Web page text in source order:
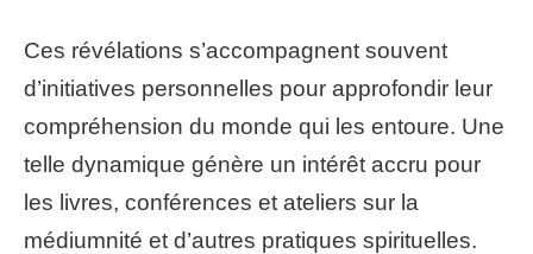
Ces révélations s’accompagnent souvent
d’initiatives personnelles pour approfondir leur
compréhension du monde qui les entoure. Une
telle dynamique génère un intérêt accru pour
les livres, conférences et ateliers sur la
médiumnité et d’autres pratiques spirituelles.